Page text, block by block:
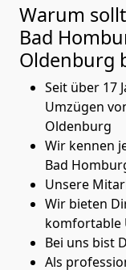
Warum
Bad
Oldenburg
Seit über 17
Umzügen
Oldenburg
Wir kennen
Bad
Unsere
Wir bieten
komfortable
Bei uns bist
Als